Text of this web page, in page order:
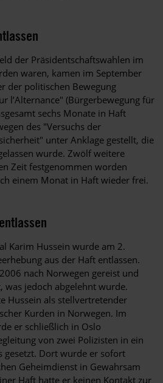
der Präsidentschaftswahlen im
waren, kamen im September
der politischen Bewegung
­l’Alternance" (Bürgerbewegung für
sechs ­Monate in Haft
des "Versuchs der
unter Anklage gestellt, die
wurde. Zwölf weitere
Zeit festgenommen worden
einem Monat in Haft wieder frei.
Karim Hussein wurde am 2.
aus der Haft entlassen.
nach Norwegen gereist und
was jedoch abgelehnt wurde.
Hussein als stellvertretender
Kurden in Norwegen. Im
er schließlich in Oslo
von zwei Polizisten in ein
gesetzt. Dort wurde er sofort
Geheimdienst in Gewahrsam
Haft hatte er keinen Kontakt zur